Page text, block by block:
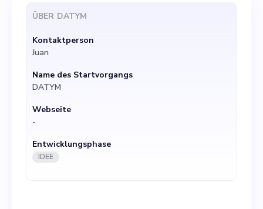
kann. Diese Rolle ist
entscheidend für unseren
Erfolg und konzentriert sich
hauptsächlich auf die
strategische Ausrichtung
und Expansion des
Unternehmens. Als
Mitbegründer arbeiten Sie
ÜBER DATYM
Kontaktperson
Juan
Name des Startvorgangs
DATYM
Webseite
-
Entwicklungsphase
IDEE